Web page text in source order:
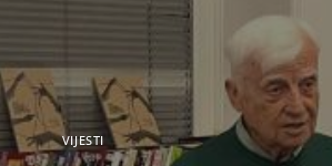
VIJESTI